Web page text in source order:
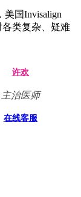
国Invisalign
各类复杂、疑难
许欢
主治医师
在线客服